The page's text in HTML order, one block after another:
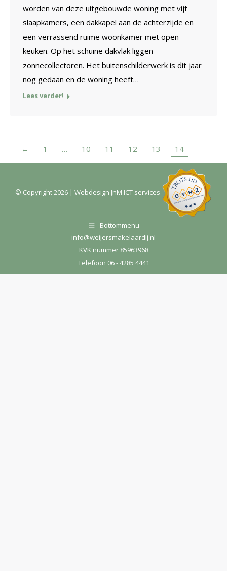
worden van deze uitgebouwde woning met vijf
slaapkamers, een dakkapel aan de achterzijde en
een verrassend ruime woonkamer met open
keuken. Op het schuine dakvlak liggen
zonnecollectoren. Het buitenschilderwerk is dit jaar
nog gedaan en de woning heeft…
Lees verder!
← 1 … 10 11 12 13 14
© Copyright2026| Webdesign JnM ICT services
Bottommenu
info@weijersmakelaardij.nl
KVK nummer 85963968
Telefoon 06 - 4285 4441